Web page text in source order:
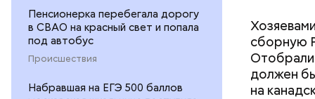
Пенсионерка перебегала дорогу
в СВАО на красный свет и попала
под автобус
Происшествия
Набравшая на ЕГЭ 500 баллов
сборную
должен
на
они